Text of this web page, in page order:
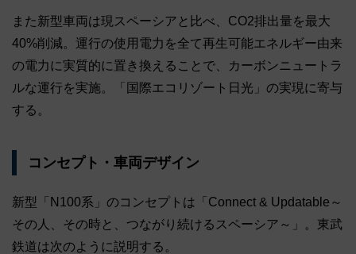
また新型車両は現スペーシアと比べ、CO2排出量を最大
40%削減。運行の使用電力を全て再生可能エネルギー由来
の電力に実質的に置き換えることで、カーボンニュートラ
ルな運行を実施。「国際エコリゾート日光」の実現に寄与
する。
コンセプト・車両デザイン
新型「N100系」のコンセプトは「Connect & Updatable～
その人、その時と、つながり続けるスペーシア～」。東武
鉄道は次のように説明する。